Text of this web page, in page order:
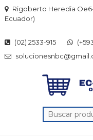
Skip
to
Rigoberto Heredia
Ecuador)
(02) 2533-915